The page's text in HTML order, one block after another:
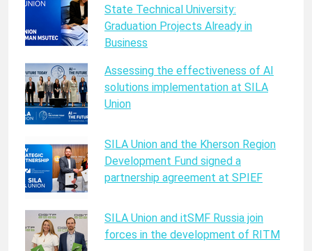
State Technical University:
Graduation Projects Already in
Business
Assessing the effectiveness of AI
solutions implementation at SILA
Union
SILA Union and the Kherson Region
Development Fund signed a
partnership agreement at SPIEF
SILA Union and itSMF Russia join
forces in the development of RITM